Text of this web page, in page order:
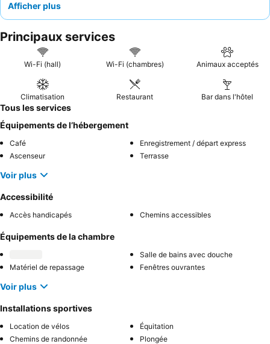
cuisine locale
le propriétaire et sa famille, est fréquemment félicité pour son
hospitalité exceptionnelle et son attention personnalisée. Pour
une expérience optimale, demandez une chambre avec un
confortables.
Afficher plus
Principaux services
Wi-Fi (hall) Wi-Fi (chambres) Animaux acceptés
Climatisation Restaurant Bar dans l'hôtel
Tous les services
Équipements de l’hébergement
Café
Enregistrement / départ express
Ascenseur
Terrasse
Voir plus
Accessibilité
Accès handicapés Chemins accessibles
Équipements de la chambre
Salle de bains avec douche
Matériel de repassage
Fenêtres ouvrantes
Voir plus
Installations sportives
Location de vélos
Équitation
Chemins de randonnée
Plongée